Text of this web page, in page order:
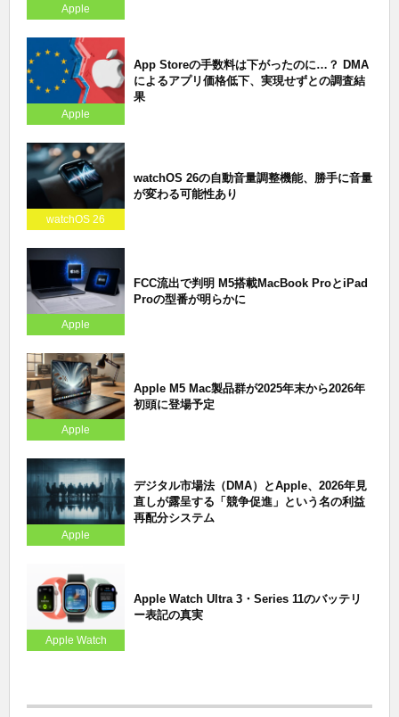
Apple
Apple
App Storeの手数料は下がったのに…？ DMA
によるアプリ価格低下、実現せずとの調査結
果
watchOS 26
watchOS 26の自動音量調整機能、勝手に音量
が変わる可能性あり
Apple
FCC流出で判明 M5搭載MacBook ProとiPad
Proの型番が明らかに
Apple
Apple M5 Mac製品群が2025年末から2026年
初頭に登場予定
Apple
デジタル市場法（DMA）とApple、2026年見
直しが露呈する「競争促進」という名の利益
再配分システム
Apple Watch
Apple Watch Ultra 3・Series 11のバッテリ
ー表記の真実